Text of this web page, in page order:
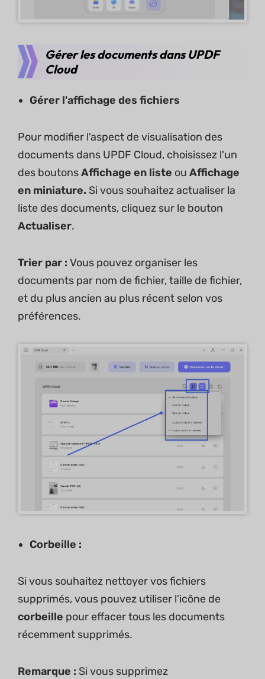
Gérer les documents dans UPDF
Cloud
Gérer l'affichage des fichiers
Pour modifier l'aspect de visualisation des
documents dans UPDF Cloud, choisissez l'un
des boutonsAffichage en liste ou Affichage
en miniature. Si vous souhaitez actualiser la
liste des documents, cliquez sur le bouton
Actualiser.
Trier par : Vous pouvez organiser les
documents par nom de fichier, taille de fichier,
et du plus ancien au plus récent selon vos
préférences.
Corbeille :
Si vous souhaitez nettoyer vos fichiers
supprimés, vous pouvez utiliser l'icône de
corbeille pour effacer tous les documents
récemment supprimés.
Remarque : Si vous supprimez